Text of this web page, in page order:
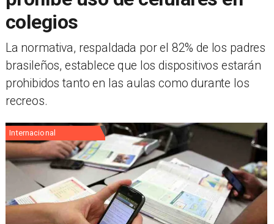
colegios
La normativa, respaldada por el 82% de los padres
brasileños, establece que los dispositivos estarán
prohibidos tanto en las aulas como durante los
recreos.
Internacional